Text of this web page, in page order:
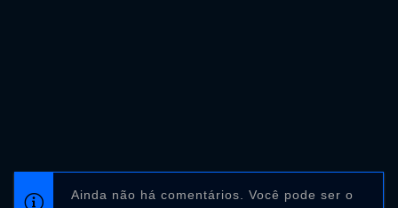
Ainda não há comentários. Você pode ser o